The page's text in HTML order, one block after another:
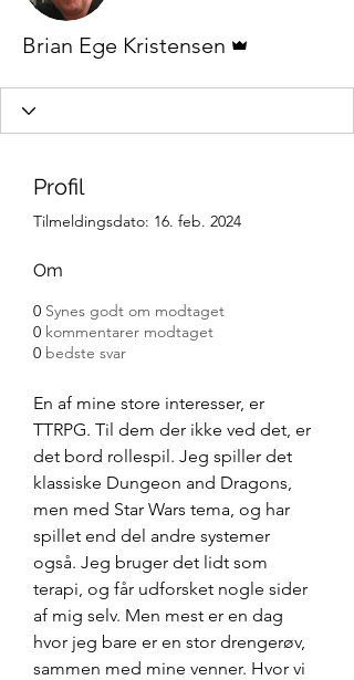
Brian Ege Kristensen
Profil
Tilmeldingsdato: 16. feb. 2024
Om
0 Synes godt om modtaget
0 kommentarer modtaget
0 bedste svar
En af mine store interesser, er
TTRPG. Til dem der ikke ved det, er
det bord rollespil. Jeg spiller det
klassiske Dungeon and Dragons,
men med Star Wars tema, og har
spillet end del andre systemer
også. Jeg bruger det lidt som
terapi, og får udforsket nogle sider
af mig selv. Men mest er en dag
hvor jeg bare er en stor drengerøv,
sammen med mine venner. Hvor vi